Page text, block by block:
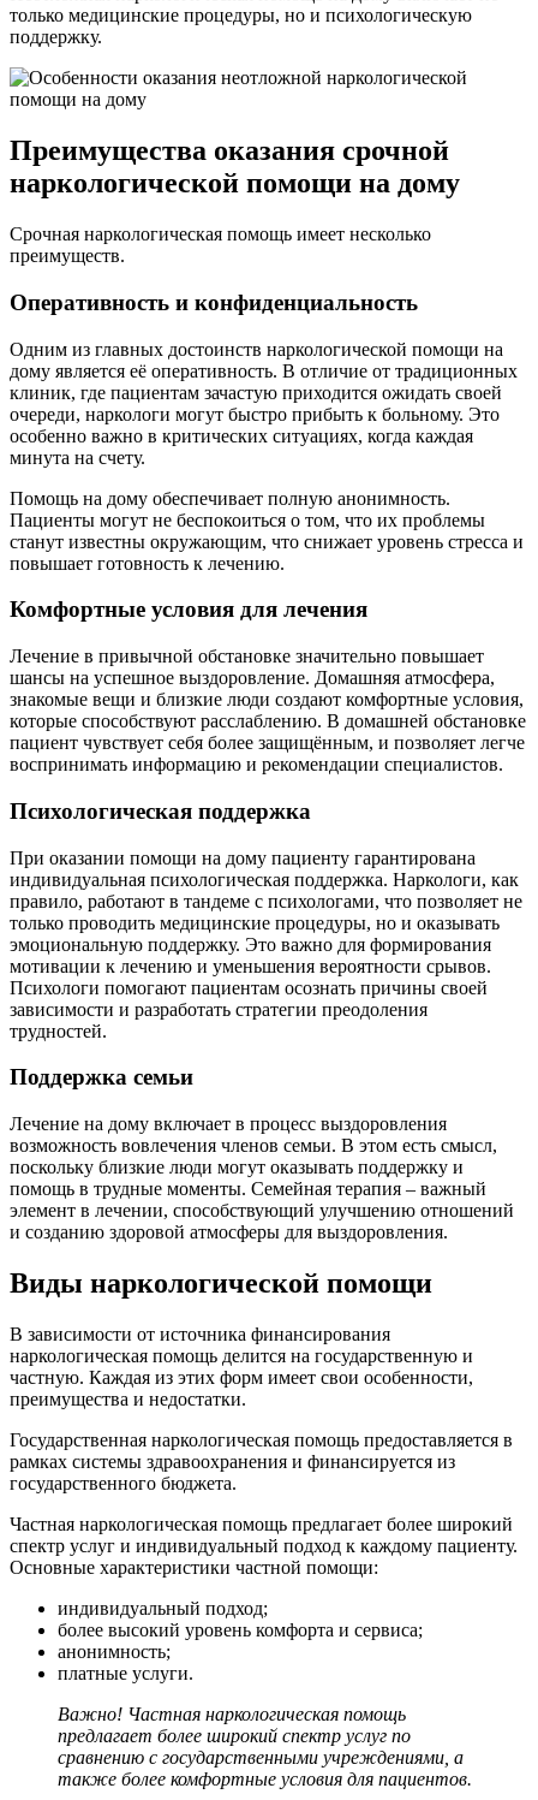
только медицинские процедуры, но и психологическую
поддержку.
Преимущества оказания срочной
наркологической помощи на дому
Срочная наркологическая помощь имеет несколько
преимуществ.
Оперативность и конфиденциальность
Одним из главных достоинств наркологической помощи на
дому является её оперативность. В отличие от традиционных
клиник, где пациентам зачастую приходится ожидать своей
очереди, наркологи могут быстро прибыть к больному. Это
особенно важно в критических ситуациях, когда каждая
минута на счету.
Помощь на дому обеспечивает полную анонимность.
Пациенты могут не беспокоиться о том, что их проблемы
станут известны окружающим, что снижает уровень стресса и
повышает готовность к лечению.
Комфортные условия для лечения
Лечение в привычной обстановке значительно повышает
шансы на успешное выздоровление. Домашняя атмосфера,
знакомые вещи и близкие люди создают комфортные условия,
которые способствуют расслаблению. В домашней обстановке
пациент чувствует себя более защищённым, и позволяет легче
воспринимать информацию и рекомендации специалистов.
Психологическая поддержка
При оказании помощи на дому пациенту гарантирована
индивидуальная психологическая поддержка. Наркологи, как
правило, работают в тандеме с психологами, что позволяет не
только проводить медицинские процедуры, но и оказывать
эмоциональную поддержку. Это важно для формирования
мотивации к лечению и уменьшения вероятности срывов.
Психологи помогают пациентам осознать причины своей
зависимости и разработать стратегии преодоления
трудностей.
Поддержка семьи
Лечение на дому включает в процесс выздоровления
возможность вовлечения членов семьи. В этом есть смысл,
поскольку близкие люди могут оказывать поддержку и
помощь в трудные моменты. Семейная терапия – важный
элемент в лечении, способствующий улучшению отношений
и созданию здоровой атмосферы для выздоровления.
Виды наркологической помощи
В зависимости от источника финансирования
наркологическая помощь делится на государственную и
частную. Каждая из этих форм имеет свои особенности,
преимущества и недостатки.
Государственная наркологическая помощь предоставляется в
рамках системы здравоохранения и финансируется из
государственного бюджета.
Частная наркологическая помощь предлагает более широкий
спектр услуг и индивидуальный подход к каждому пациенту.
Основные характеристики частной помощи:
индивидуальный подход;
более высокий уровень комфорта и сервиса;
анонимность;
платные услуги.
Важно! Частная наркологическая помощь
предлагает более широкий спектр услуг по
сравнению с государственными учреждениями, а
также более комфортные условия для пациентов.